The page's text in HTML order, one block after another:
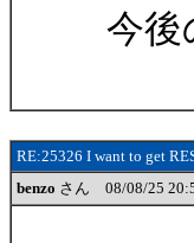
今後
RE:25326 I want to get
benzo さん 08/08/25